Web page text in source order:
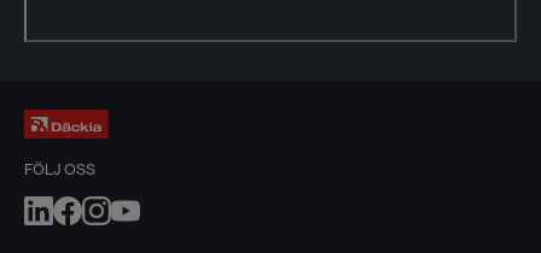
FÖLJ OSS